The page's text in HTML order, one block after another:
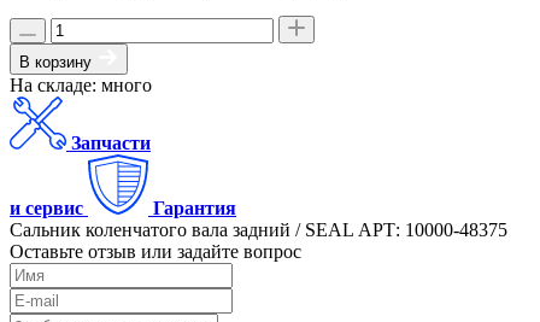
В корзину
На складе: много
Запчасти
и сервис
Гарантия
Сальник коленчатого вала задний / SEAL АРТ: 10000-48375
Оставьте отзыв или задайте вопрос